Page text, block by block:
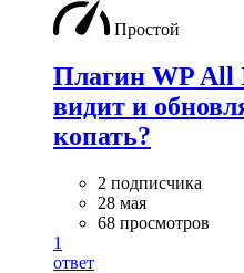
Простой
Плагин WP All
видит и
копать?
2 подписчика
28 мая
68 просмотров
1
ответ